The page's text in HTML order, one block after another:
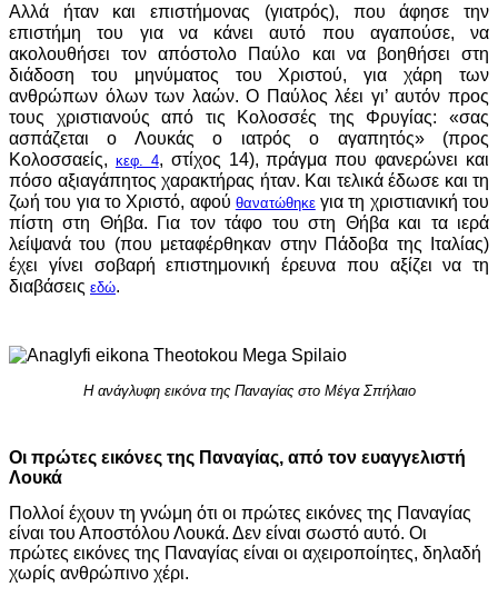
Αλλά ήταν και επιστήμονας (γιατρός), που άφησε την
επιστήμη του για να κάνει αυτό που αγαπούσε, να
ακολουθήσει τον απόστολο Παύλο και να βοηθήσει στη
διάδοση του μηνύματος του Χριστού, για χάρη των
ανθρώπων όλων των λαών. Ο Παύλος λέει γι’ αυτόν προς
τους χριστιανούς από τις Κολοσσές της Φρυγίας: «σας
ασπάζεται ο Λουκάς ο ιατρός ο αγαπητός» (προς
Κολοσσαείς, κεφ. 4, στίχος 14), πράγμα που φανερώνει και
πόσο αξιαγάπητος χαρακτήρας ήταν. Και τελικά έδωσε και τη
ζωή του για το Χριστό, αφού θανατώθηκεγια τη χριστιανική του
πίστη στη Θήβα. Για τον τάφο του στη Θήβα και τα ιερά
λείψανά του (που μεταφέρθηκαν στην Πάδοβα της Ιταλίας)
έχει γίνει σοβαρή επιστημονική έρευνα που αξίζει να τη
διαβάσεις εδώ.
Η ανάγλυφη εικόνα της Παναγίας στο Μέγα Σπήλαιο
Οι πρώτες εικόνες της Παναγίας, από τον ευαγγελιστή
Λουκά
Πολλοί έχουν τη γνώμη ότι οι πρώτες εικόνες της Παναγίας
είναι του Αποστόλου Λουκά. Δεν είναι σωστό αυτό. Οι
πρώτες εικόνες της Παναγίας είναι οι αχειροποίητες, δηλαδή
χωρίς ανθρώπινο χέρι.